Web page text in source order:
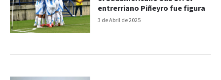
3 de Abril de 2025
entrerriano Piñeyro fue figura